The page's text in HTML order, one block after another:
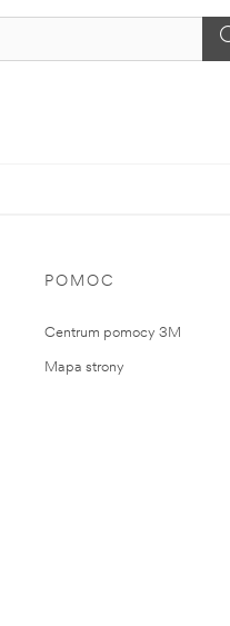
POMOC
Centrum pomocy 3M
Mapa strony